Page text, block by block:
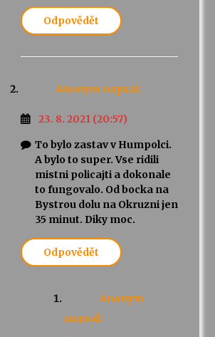
Odpovědět
Anonym napsal:
23. 8. 2021 (20:57)
To bylo zastav v Humpolci.
A bylo to super. Vse ridili
mistni policajti a dokonale
to fungovalo. Od bocka na
Bystrou dolu na Okruzni jen
35 minut. Diky moc.
Odpovědět
Anonym
napsal: